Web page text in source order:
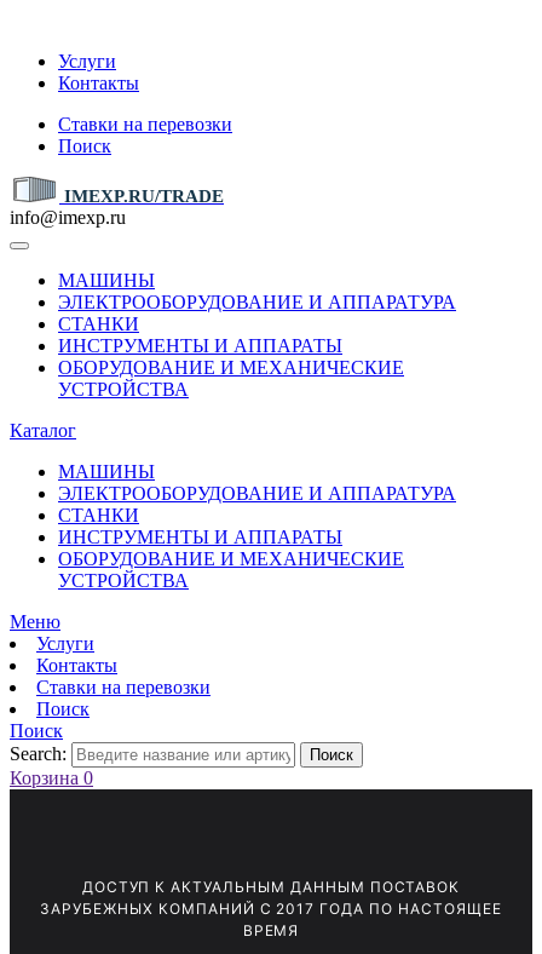
Услуги
Контакты
Ставки на перевозки
Поиск
IMEXP.RU/TRADE
info@imexp.ru
МАШИНЫ
ЭЛЕКТРООБОРУДОВАНИЕ И АППАРАТУРА
СТАНКИ
ИНСТРУМЕНТЫ И АППАРАТЫ
ОБОРУДОВАНИЕ И МЕХАНИЧЕСКИЕ
УСТРОЙСТВА
Каталог
МАШИНЫ
ЭЛЕКТРООБОРУДОВАНИЕ И АППАРАТУРА
СТАНКИ
ИНСТРУМЕНТЫ И АППАРАТЫ
ОБОРУДОВАНИЕ И МЕХАНИЧЕСКИЕ
УСТРОЙСТВА
Меню
Услуги
Контакты
Ставки на перевозки
Поиск
Поиск
Search:
Поиск
Корзина 0
ДОСТУП К АКТУАЛЬНЫМ ДАННЫМ ПОСТАВОК
ЗАРУБЕЖНЫХ КОМПАНИЙ С 2017 ГОДА ПО НАСТОЯЩЕЕ
ВРЕМЯ